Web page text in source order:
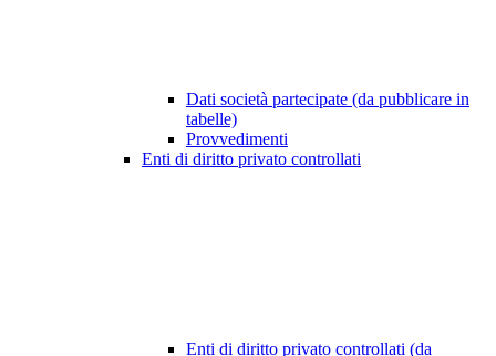
Dati società partecipate (da pubblicare in
tabelle)
Provvedimenti
Enti di diritto privato controllati
Enti di diritto privato controllati (da